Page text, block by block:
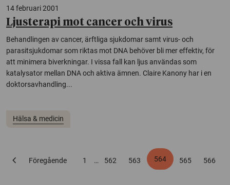
14 februari 2001
Ljusterapi mot cancer och virus
Behandlingen av cancer, ärftliga sjukdomar samt virus- och
parasitsjukdomar som riktas mot DNA behöver bli mer effektiv, för
att minimera biverkningar. I vissa fall kan ljus användas som
katalysator mellan DNA och aktiva ämnen. Claire Kanony har i en
doktorsavhandling...
Hälsa & medicin
chevron_left Föregående 1 … 562 563 564 565 566